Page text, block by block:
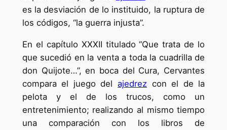
es la desviación de lo instituido, la ruptura de
los códigos, “la guerra injusta”.
En el capítulo XXXII titulado “Que trata de lo
que sucedió en la venta a toda la cuadrilla de
don Quijote…”, en boca del Cura, Cervantes
compara el juego del ajedrez con el de la
pelota y el de los trucos, como un
entretenimiento; realizando al mismo tiempo
una comparación con los libros de